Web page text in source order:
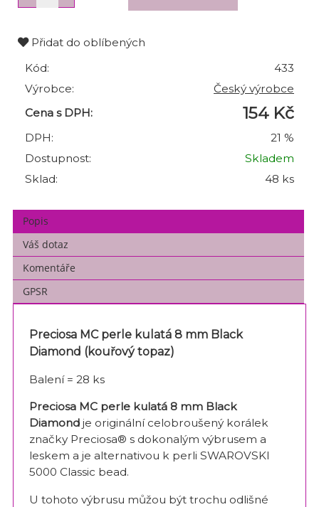
Přidat do oblíbených
Kód:
433
Výrobce:
Český výrobce
Cena s DPH:
154 Kč
DPH:
21 %
Dostupnost:
Skladem
Sklad:
48 ks
Popis
Váš dotaz
Komentáře
GPSR
Preciosa MC perle kulatá 8 mm Black
Diamond (kouřový topaz)
Balení = 28 ks
Preciosa MC perle kulatá 8 mm Black
Diamondje originální celobroušený korálek
značky Preciosa® s dokonalým výbrusem a
leskem a je alternativou k perli SWAROVSKI
5000 Classic bead.
U tohoto výbrusu můžou být trochu odlišné